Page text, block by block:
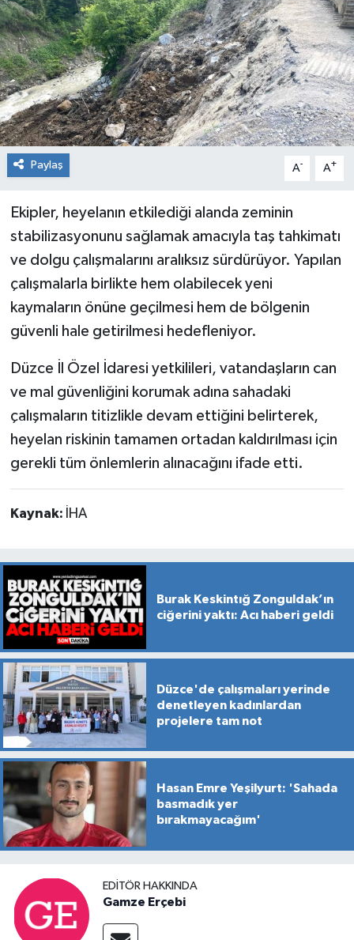
Paylaş A- A+
Ekipler, heyelanın etkilediği alanda zeminin
stabilizasyonunu sağlamak amacıyla taş tahkimatı
ve dolgu çalışmalarını aralıksız sürdürüyor. Yapılan
çalışmalarla birlikte hem olabilecek yeni
kaymaların önüne geçilmesi hem de bölgenin
güvenli hale getirilmesi hedefleniyor.
Düzce İl Özel İdaresi yetkilileri, vatandaşların can
ve mal güvenliğini korumak adına sahadaki
çalışmaların titizlikle devam ettiğini belirterek,
heyelan riskinin tamamen ortadan kaldırılması için
gerekli tüm önlemlerin alınacağını ifade etti.
Kaynak: İHA
Burak Keskintığ Zonguldak’ın
ciğerini yaktı: Acı haberi geldi
Düzce'de çalışmaları yerinde
denetleyen kadınlardan
projelere tam not
Hasan Emre Yeşilyurt: 'Sahada
basmadık yer
bırakmayacağım'
EDITÖR HAKKINDA
Gamze Erçebi